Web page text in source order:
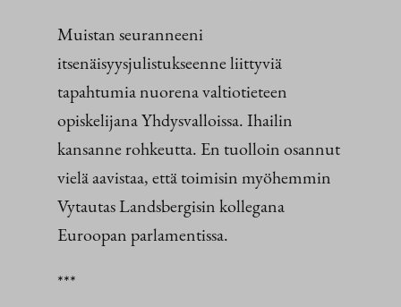
Muistan seuranneeni
itsenäisyysjulistukseenne liittyviä
tapahtumia nuorena valtiotieteen
opiskelijana Yhdysvalloissa. Ihailin
kansanne rohkeutta. En tuolloin osannut
vielä aavistaa, että toimisin myöhemmin
Vytautas Landsbergisin kollegana
Euroopan parlamentissa.
***